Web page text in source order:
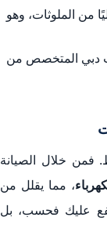
من الملوثات، وهو
دبي المتخصص من
فمن خلال الصيانة
، مما يقلل من
عليك فحسب، بل